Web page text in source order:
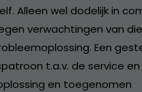
Alleen wel dodelijk in
verwachtingen van die
Een
t.a.v. de service en
en toegenomen